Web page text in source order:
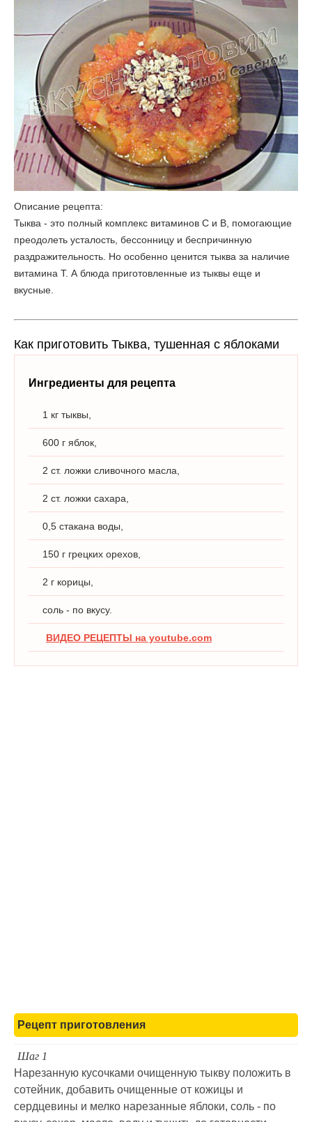
Описание рецепта:
Тыква - это полный комплекс витаминов С и В, помогающие
преодолеть усталость, бессонницу и беспричинную
раздражительность. Но особенно ценится тыква за наличие
витамина Т. А блюда приготовленные из тыквы еще и
вкусные.
Как приготовить Тыква, тушенная с яблоками
Ингредиенты для рецепта
1 кг тыквы,
600 г яблок,
2 ст. ложки сливочного масла,
2 ст. ложки сахара,
0,5 стакана воды,
150 г грецких орехов,
2 г корицы,
соль - по вкусу.
ВИДЕО РЕЦЕПТЫ на youtube.com
Рецепт приготовления
Шаг 1
Нарезанную кусочками очищенную тыкву положить в
сотейник, добавить очищенные от кожицы и
сердцевины и мелко нарезанные яблоки, соль - по